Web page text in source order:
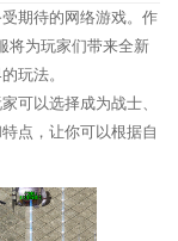
期待的网络游戏。作
将为玩家们带来全新
玩法。
可以选择成为战士、
点，让你可以根据自